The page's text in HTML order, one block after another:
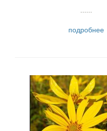
подробнее